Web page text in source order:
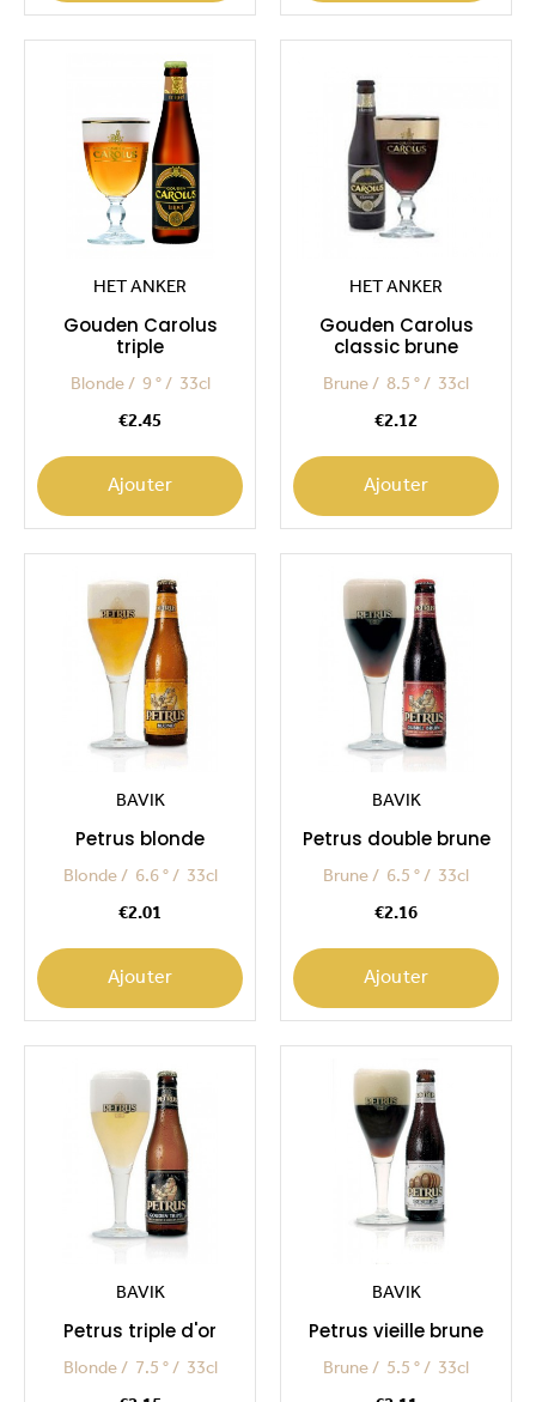
HET ANKER
Gouden Carolus
triple
Blonde 9 ° 33cl
€2.45
Ajouter
HET ANKER
Gouden Carolus
classic brune
Brune 8.5 ° 33cl
€2.12
Ajouter
BAVIK
Petrus blonde
Blonde 6.6 ° 33cl
€2.01
Ajouter
BAVIK
Petrus double brune
Brune 6.5 ° 33cl
€2.16
Ajouter
BAVIK
Petrus triple d'or
Blonde 7.5 ° 33cl
BAVIK
Petrus vieille brune
Brune 5.5 ° 33cl